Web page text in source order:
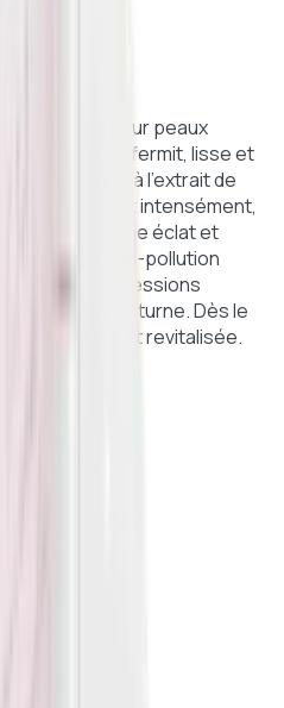
de Clarins pour peaux
qui raffermit, lisse et
rides grâce à l’extrait de
riche nourrit intensément,
et lui redonne éclat et
complexe anti-pollution
contre les agressions
nocturne. Dès le
rebondie et revitalisée.
à Dakar
48h au Sénégal
vérifiée